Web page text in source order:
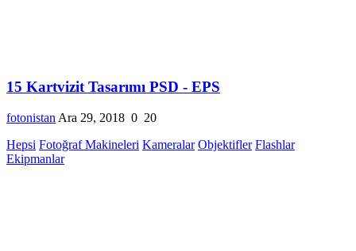
15 Kartvizit Tasarımı PSD - EPS
fotonistan Ara 29, 2018 0 20
Hepsi Fotoğraf Makineleri Kameralar Objektifler Flashlar
Ekipmanlar